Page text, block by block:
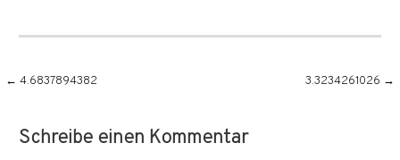
Beitragsnavigation
← 4.6837894382 3.3234261026 →
Schreibe einen Kommentar